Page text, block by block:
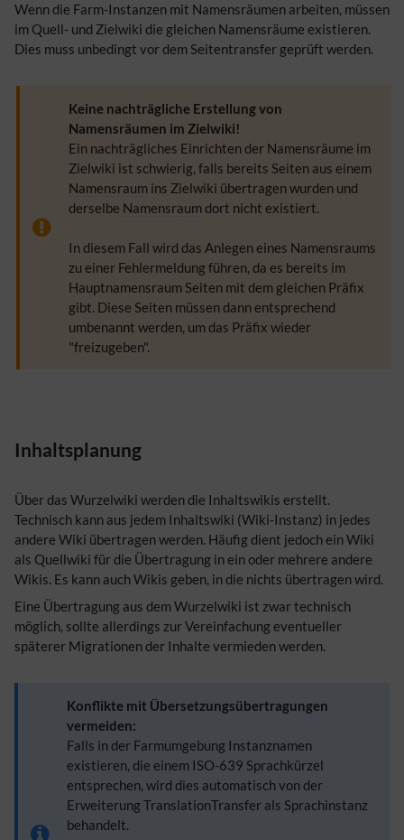
Wenn die Farm-Instanzen mit Namensräumen arbeiten, müssen
im Quell- und Zielwiki die gleichen Namensräume existieren.
Dies muss unbedingt vor dem Seitentransfer geprüft werden.
Keine nachträgliche Erstellung von
Namensräumen im Zielwiki!
Ein nachträgliches Einrichten der Namensräume im
Zielwiki ist schwierig, falls bereits Seiten aus einem
Namensraum ins Zielwiki übertragen wurden und
derselbe Namensraumdort nicht existiert.
In diesem Fall wird das Anlegen eines Namensraums
zu einer Fehlermeldung führen, da es bereits im
Hauptnamensraum Seiten mit dem gleichen Präfix
gibt. Diese Seiten müssen dann entsprechend
umbenannt werden, um das Präfix wieder
"freizugeben".
Inhaltsplanung
Über das Wurzelwiki werden die Inhaltswikis erstellt.
Technisch kann aus jedem Inhaltswiki (Wiki-Instanz) in jedes
andere Wiki übertragen werden. Häufig dient jedoch ein Wiki
als Quellwiki für die Übertragung in ein oder mehrere andere
Wikis. Es kann auch Wikis geben, in die nichts übertragen wird.
Eine Übertragung aus dem Wurzelwiki ist zwar technisch
möglich, sollte allerdings zur Vereinfachung eventueller
späterer Migrationen der Inhalte vermieden werden.
Konflikte mit Übersetzungsübertragungen
vermeiden:
Falls in der Farmumgebung Instanznamen
existieren, die einem ISO-639 Sprachkürzel
entsprechen, wird dies automatisch von der
Erweiterung TranslationTransfer als Sprachinstanz
behandelt.